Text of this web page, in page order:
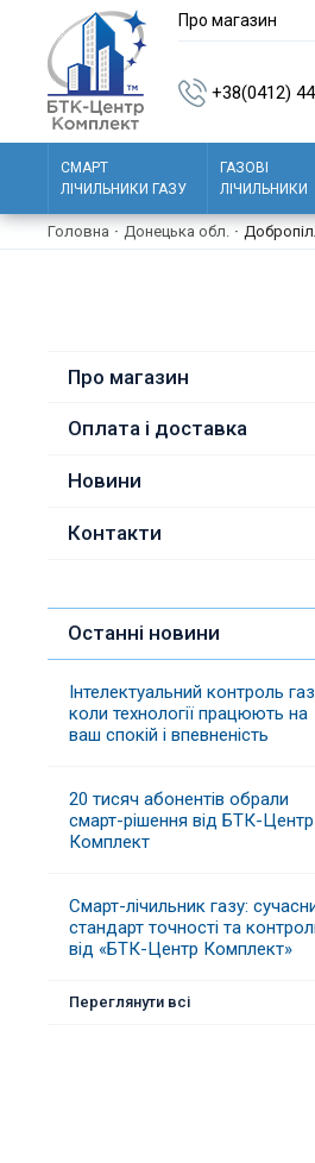
Про магазин
+38(0412)
СМАРТ
ЛІЧИЛЬНИКИ ГАЗУ
ГАЗОВІ
ЛІЧИЛЬНИКИ
Головна · Донецька обл. ·
Про магазин
Оплата і доставка
Новини
Контакти
Останні новини
Інтелектуальний контроль
коли технології працюють на
ваш спокій і впевненість
20 тисяч абонентів обрали
смарт-рішення від БТК-Центр
Комплект
Смарт-лічильник газу:
стандарт точності та
від «БТК-Центр Комплект»
Переглянути всі